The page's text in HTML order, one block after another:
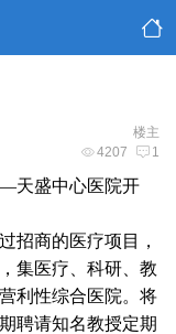
楼主
4207 1
天盛中心医院开
招商的医疗项目，
集医疗、科研、教
利性综合医院。将
聘请知名教授定期